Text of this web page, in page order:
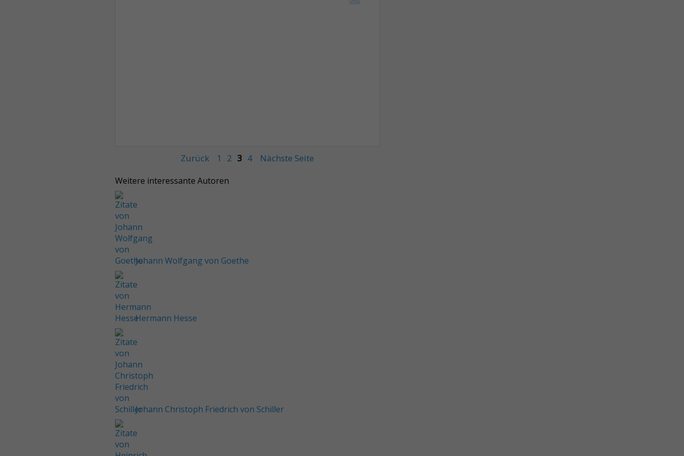
Zurück 1 2 3 4 Nächste Seite
Weitere interessante Autoren
Johann Wolfgang von Goethe
Hermann Hesse
Johann Christoph Friedrich von Schiller